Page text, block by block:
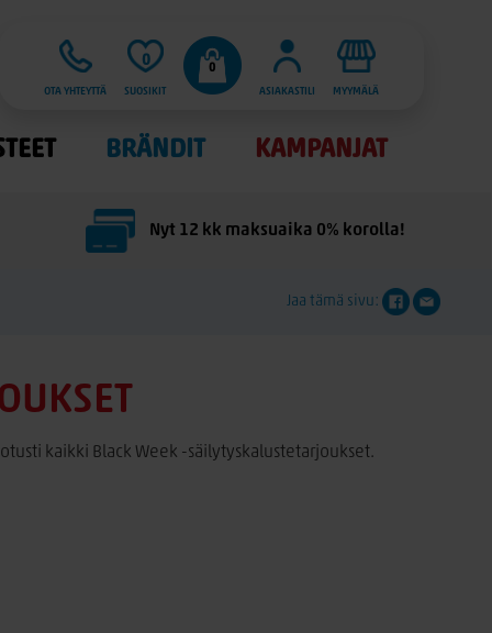
OTA YHTEYTTÄ
0
SUOSIKIT
0
ASIAKASTILI
MYYMÄLÄ
BRÄNDIT KAMPANJAT
Nyt 12 kk maksuaika 0% korolla!
Jaa tämä sivu:
kaikki Black Week -säilytyskalustetarjoukset.